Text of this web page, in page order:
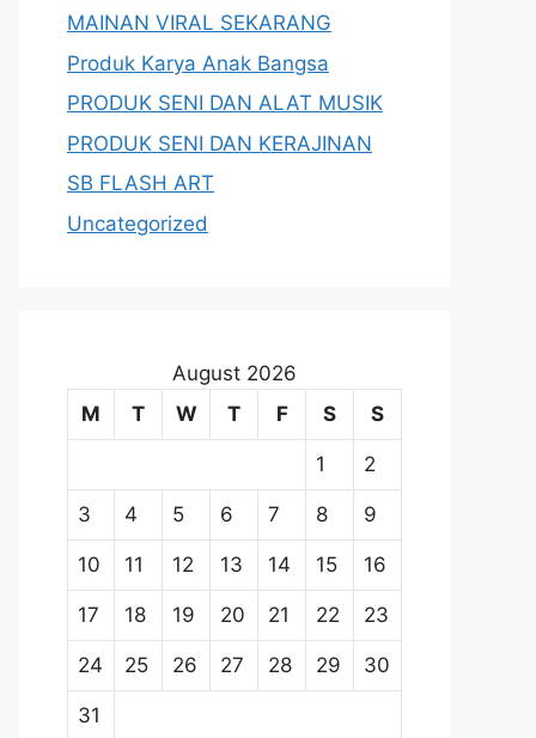
MAINAN VIRAL SEKARANG
Produk Karya Anak Bangsa
PRODUK SENI DAN ALAT MUSIK
PRODUK SENI DAN KERAJINAN
SB FLASH ART
Uncategorized
August 2026
M
T W T F S S
1 2
3 4 5 6 7 8 9
10 11 12 13 14 15 16
17 18 19 20 21 22 23
24 25 26 27 28 29 30
31